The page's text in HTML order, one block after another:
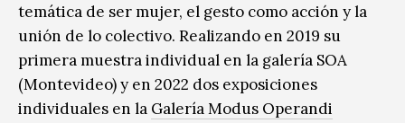
temática de ser mujer, el gesto como acción y la
unión de lo colectivo. Realizando en 2019 su
primera muestra individual en la galería SOA
(Montevideo) y en 2022 dos exposiciones
individuales en la Galería Modus Operandi